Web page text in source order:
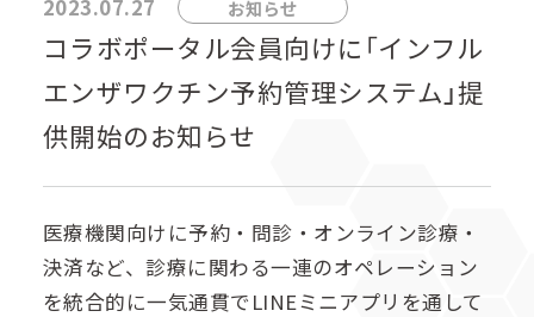
2023.07.27 お知らせ
コラボポータル会員向けに｢インフル
エンザワクチン予約管理システム」提
供開始のお知らせ
医療機関向けに予約・問診・オンライン診療・
決済など、診療に関わる一連のオペレーション
を統合的に一気通貫でLINEミニアプリを通して
サ
ト
ニ